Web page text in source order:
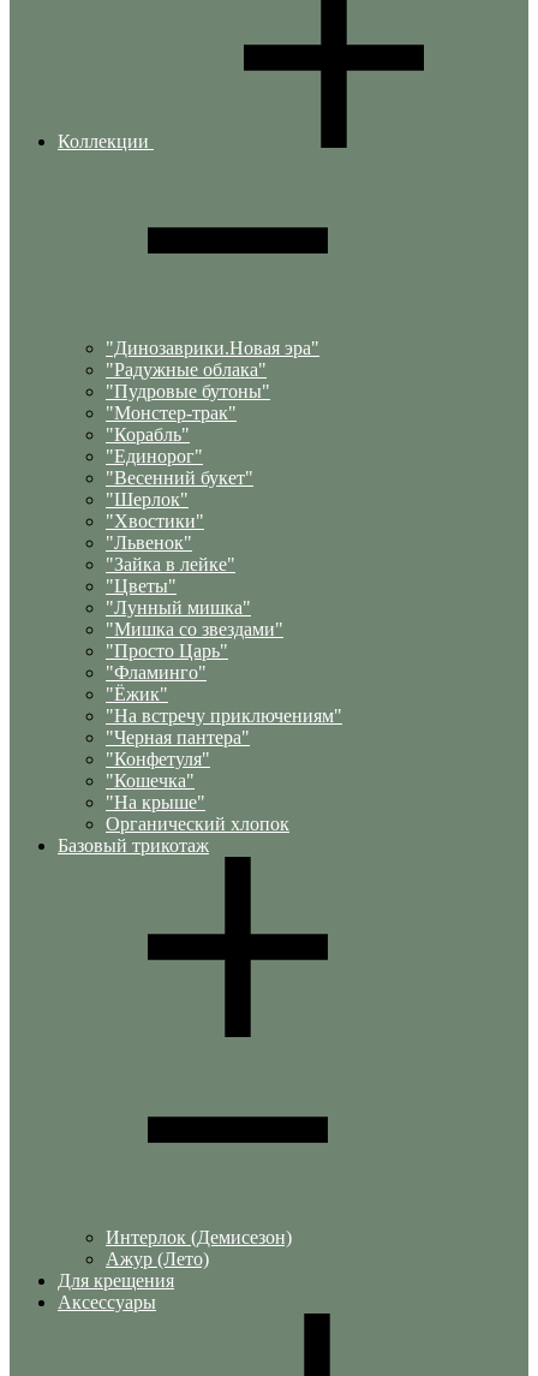
Коллекции
"Динозаврики.Новая эра"
"Радужные облака"
"Пудровые бутоны"
"Монстер-трак"
"Корабль"
"Единорог"
"Весенний букет"
"Шерлок"
"Хвостики"
"Львенок"
"Зайка в лейке"
"Цветы"
"Лунный мишка"
"Мишка со звездами"
"Просто Царь"
"Фламинго"
"Ёжик"
"На встречу приключениям"
"Черная пантера"
"Конфетуля"
"Кошечка"
"На крыше"
Органический хлопок
Базовый трикотаж
Интерлок (Демисезон)
Ажур (Лето)
Для крещения
Аксессуары